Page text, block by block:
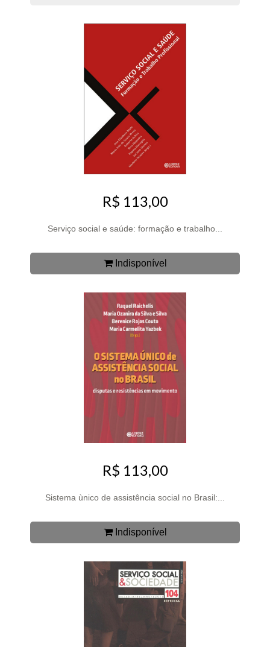
R$ 113,00
Serviço social e saúde: formação e trabalho...
Indisponível
R$ 113,00
Sistema ùnico de assistência social no Brasil:...
Indisponível